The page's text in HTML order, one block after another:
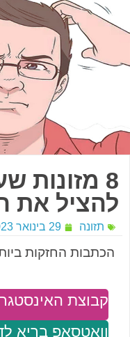
8 מזונות
להציל את
תזונה 29 בינואר 2023
הכתבות החזקות
וואטסאפ בריא
קבוצת